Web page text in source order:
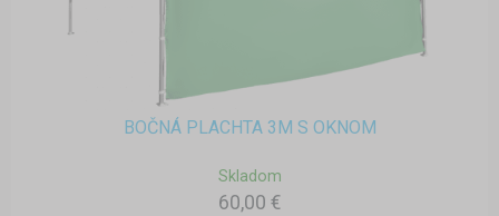
BOČNÁ PLACHTA 3M S OKNOM
Skladom
60,00 €